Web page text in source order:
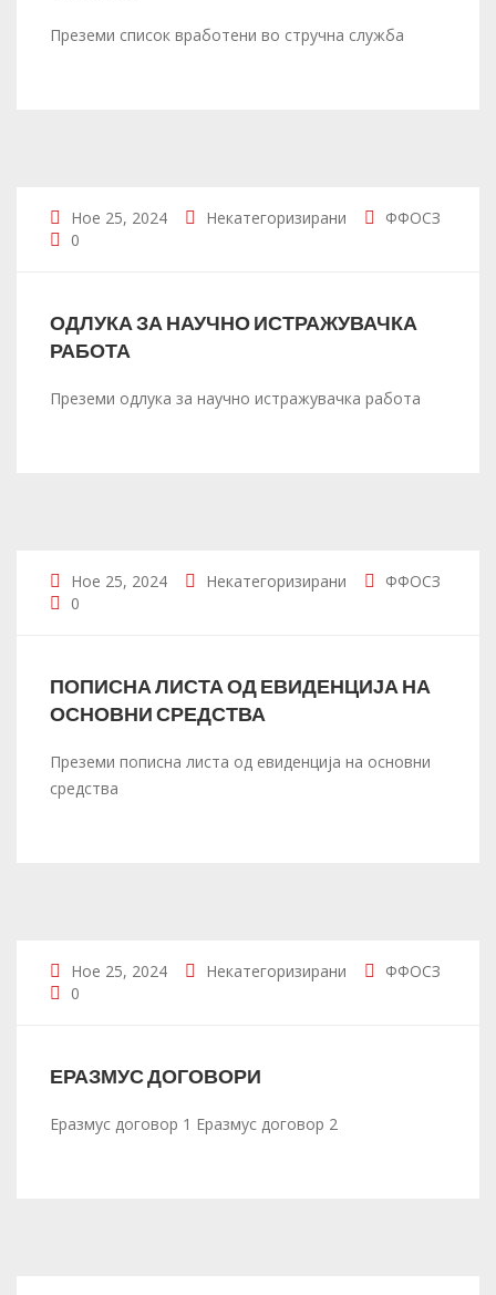
Преземи список вработени во стручна служба
Ное 25, 2024 Некатегоризирани
ФФОСЗ
0
ОДЛУКА ЗА НАУЧНО ИСТРАЖУВАЧКА
РАБОТА
Преземи одлука за научно истражувачка работа
Ное 25, 2024 Некатегоризирани
ФФОСЗ
0
ПОПИСНА ЛИСТА ОД ЕВИДЕНЦИЈА НА
ОСНОВНИ СРЕДСТВА
Преземи пописна листа од евиденција на основни
средства
Ное 25, 2024 Некатегоризирани
ФФОСЗ
0
ЕРАЗМУС ДОГОВОРИ
Еразмус договор 1 Еразмус договор 2